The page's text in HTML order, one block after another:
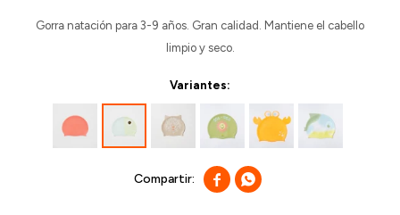
Gorra natación para 3-9 años. Gran calidad. Mantiene el cabello
limpio y seco.
Variantes:
 